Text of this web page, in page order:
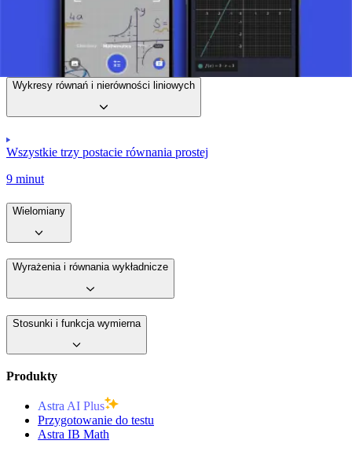
Zrób zdjęcie zadania i skorzystaj z pomocy AI tutor.
Wykresy równań i nierówności liniowych
Wszystkie trzy postacie równania prostej
9 minut
Wielomiany
Wyrażenia i równania wykładnicze
Stosunki i funkcja wymierna
Produkty
Astra AI Plus
Przygotowanie do testu
Astra IB Math